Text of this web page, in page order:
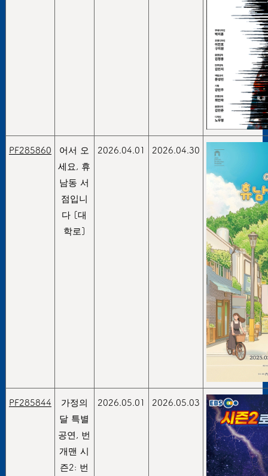
PF285860
어서 오
세요, 휴
남동 서
점입니
다 [대
학로]
2026.04.01 2026.04.30
PF285844
가정의
달 특별
공연, 번
개맨 시
즌2: 번
2026.05.01 2026.05.03